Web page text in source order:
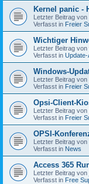
Kernel panic -
Letzter Beitrag von
Verfasst in Freier
Wichtiger
Letzter Beitrag von
Verfasst in Update-
Windows-
Letzter Beitrag von
Verfasst in Freier
Opsi-Client-
Letzter Beitrag von
Verfasst in Freier
OPSI-
Letzter Beitrag von
Verfasst in News
Access 365
Letzter Beitrag von
Verfasst in Free